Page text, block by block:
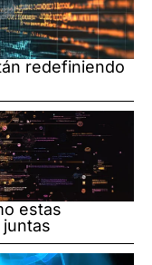
redefiniendo
estas